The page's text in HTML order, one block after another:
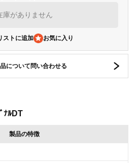
庫がありません
ストに追加
について問い合わせる
ﾅﾙDT
製品の特徴